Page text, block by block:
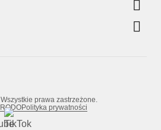
prawa zastrzeżone.
RODOPolityka prywatności